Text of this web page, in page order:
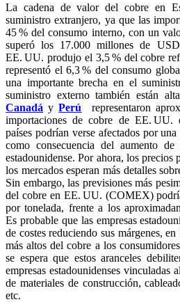
La cadena de valor del cobre en
suministro extranjero, ya que las
45 % del consumo interno, con un
superó los 17.000 millones de
EE. UU. produjo el 3,5 % del cobre
representó el 6,3 % del consumo
una importante brecha en el
suministro externo también están
Canadá yPerú
representaron
importaciones de cobre de EE. UU.
países podrían verse afectados por
como consecuencia del aumento
estadounidense. Por ahora, los precios
los mercados esperan más detalles
Sin embargo, las previsiones más
del cobre en EE. UU. (COMEX)
por tonelada, frente a los
Es probable que las empresas
de costes reduciendo sus márgenes,
más altos del cobre a los
se espera que estos aranceles
empresas estadounidenses vinculadas
de materiales de construcción,
etc.